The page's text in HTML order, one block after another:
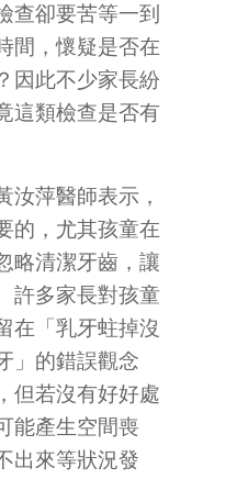
查卻要苦等一到
間，懷疑是否在
因此不少家長紛
這類檢查是否有
汝萍醫師表示，
的，尤其孩童在
略清潔牙齒，讓
許多家長對孩童
在「乳牙蛀掉沒
」的錯誤觀念
但若沒有好好處
能產生空間喪
出來等狀況發